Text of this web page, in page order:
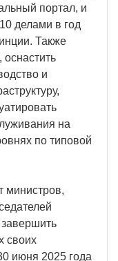
портал, и
делами в год
Также
и
на
по типовой
министров,
своих
июня 2025 года